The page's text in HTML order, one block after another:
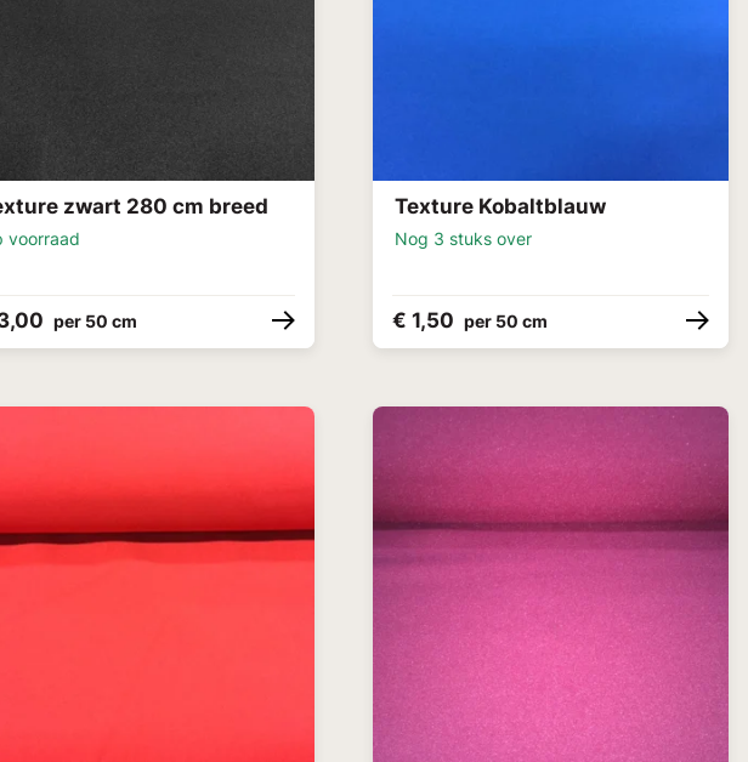
zwart 280 cm breed
voorraad
per 50 cm
Texture Kobaltblauw
Nog 3 stuks over
€ 1,50 per 50 cm